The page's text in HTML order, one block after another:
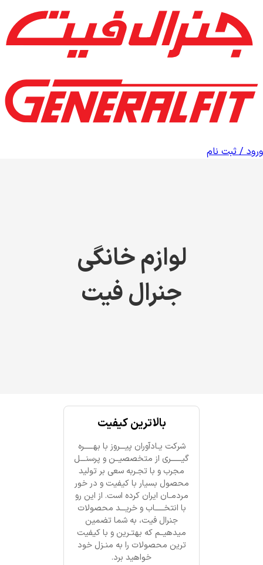
ورود / ثبت نام
لوازم خانگی
جنرال فیت
بالاترین کیفیت
شرکت یـادآوران پیـــروز با بهـــــره
گیــــــری از متخصصیــن و پرسنـــل
مجرب و با تجـربه سعی بر تولید
محصول بسیار با کیفیت و در خور
مردمـان ایران کرده است. از این رو
با انتخـــــاب و خریـــد محصولات
جنرال فیت، به شما تضمین
میدهیــم که بهتـرین و با کیفیت
ترین محصولات را به منـزل خود
خواهید برد.